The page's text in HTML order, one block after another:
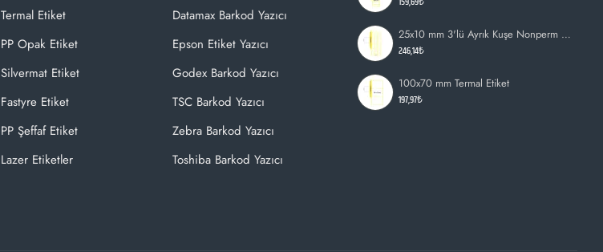
Termal Etiket
PP Opak Etiket
Silvermat Etiket
Fastyre Etiket
PP Şeffaf Etiket
Lazer Etiketler
Datamax Barkod Yazıcı
Epson Etiket Yazıcı
Godex Barkod Yazıcı
TSC Barkod Yazıcı
Zebra Barkod Yazıcı
Toshiba Barkod Yazıcı
25x10 mm 3'lü Ayrık Kuşe Nonperm Etiket
246,14₺
100x70 mm Termal Etiket
197,97₺